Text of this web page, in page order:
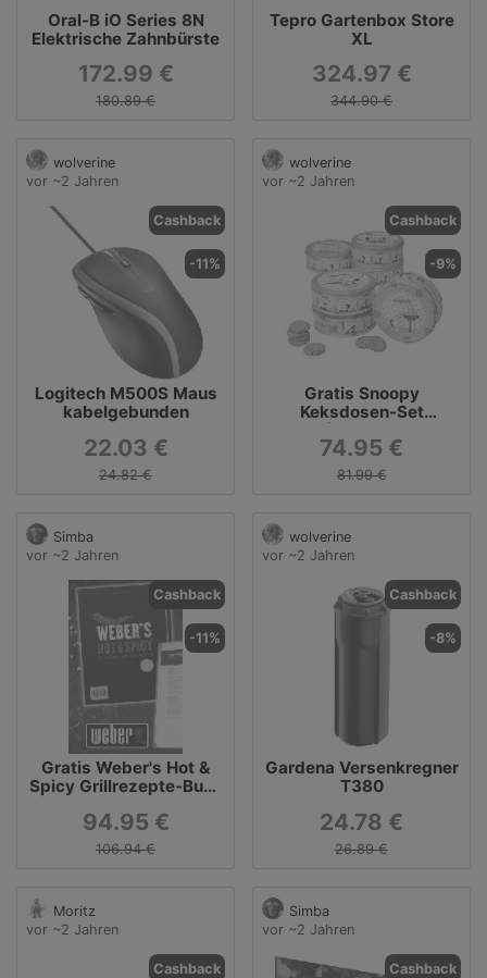
Oral-B iO Series 8N
Elektrische Zahnbürste
172.99 €
180.89 €
Tepro Gartenbox Store
XL
324.97 €
344.90 €
wolverine
vor ~2 Jahren
Cashback
-11%
Logitech M500S Maus
kabelgebunden
22.03 €
24.82 €
wolverine
vor ~2 Jahren
Cashback
-9%
Gratis Snoopy
Keksdosen-Set
74.95 €
81.99 €
Simba
vor ~2 Jahren
Cashback
-11%
Gratis Weber's Hot &
Spicy Grillrezepte-Buch
94.95 €
106.94 €
wolverine
vor ~2 Jahren
Cashback
-8%
Gardena Versenkregner
T380
24.78 €
26.89 €
Moritz
vor ~2 Jahren
Cashback
Simba
vor ~2 Jahren
Cashback